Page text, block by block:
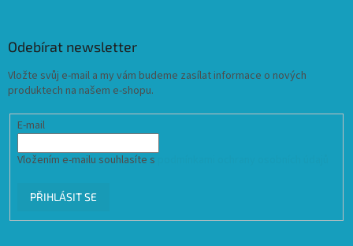
Odebírat newsletter
Vložte svůj e-mail a my vám budeme zasílat informace o nových
produktech na našem e-shopu.
E-mail
Vložením e-mailu souhlasíte s
PŘIHLÁSIT SE